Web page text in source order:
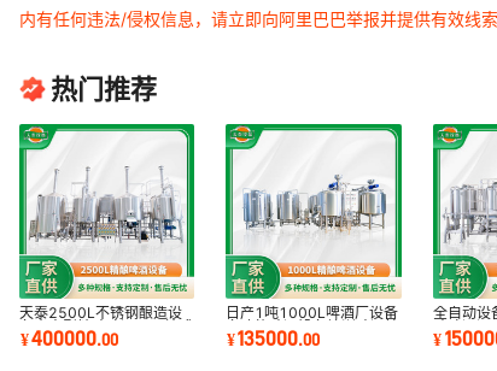
内有任何违法/侵权信息，请立即向阿里巴巴举报并提供有效线索
热门推荐
天泰2500L不锈钢酿造设
备大中型精酿啤酒厂一站式
服务工厂啤酒机
¥400000.00
日产1吨1000L啤酒厂设备
多功能酿酒设备培训酿酒技
术提供技术方案
¥135000.00
全自动设
酿啤酒
馏发酵不
¥